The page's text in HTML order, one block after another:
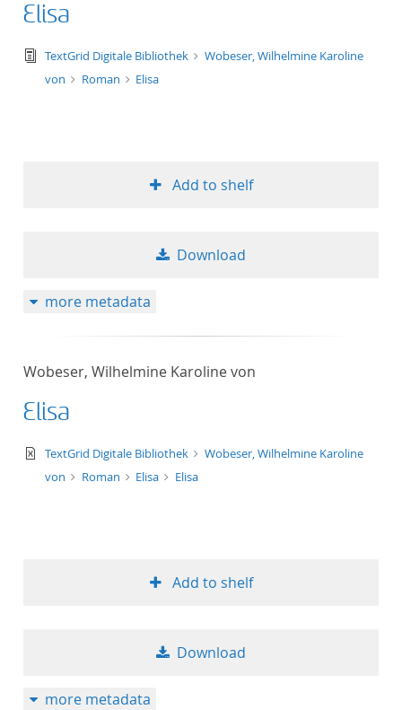
Elisa
text/tg.edition+tg.aggregation+xml
TextGrid Digitale Bibliothek
Wobeser, Wilhelmine Karoline
von
Roman Elisa
Add to shelf
Download
more metadata
Wobeser, Wilhelmine Karoline von
Elisa
text/xml
TextGrid Digitale Bibliothek
Wobeser, Wilhelmine Karoline
von
Roman Elisa Elisa
Add to shelf
Download
more metadata